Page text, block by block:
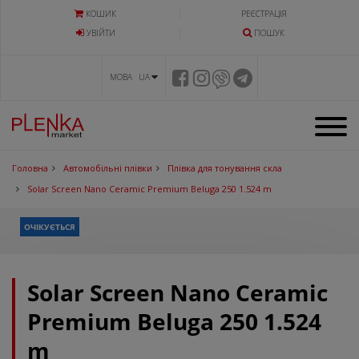
КОШИК
РЕЄСТРАЦІЯ
УВIЙТИ
ПОШУК
МОВА UA
Головна Автомобільні плівки
Плівка для тонування скла
Solar Screen Nano Ceramic Premium Beluga 250 1.524 m
ОЧІКУЄТЬСЯ
Solar Screen Nano Ceramic
Premium Beluga 250 1.524
m